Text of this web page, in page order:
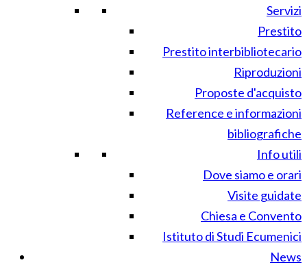
Servizi
Prestito
Prestito interbibliotecario
Riproduzioni
Proposte d'acquisto
Reference e informazioni
bibliografiche
Info utili
Dove siamo e orari
Visite guidate
Chiesa e Convento
Istituto di Studi Ecumenici
News